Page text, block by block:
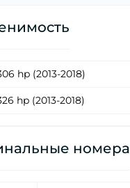
hp (2013-2018)
hp (2013-2018)
номера